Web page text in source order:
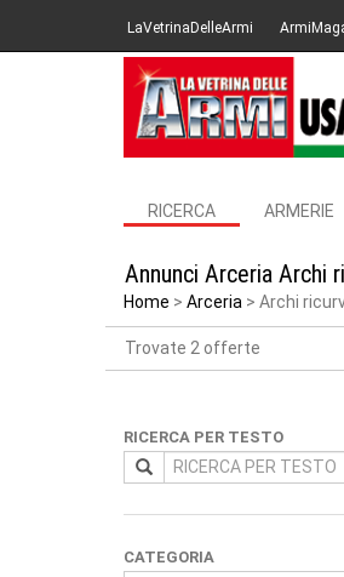
LaVetrinaDelleArmi
RICERCA ARMERIE
Annunci Arceria Archi
Home Arceria Archi
Trovate 2 offerte
RICERCA PER TESTO
CATEGORIA